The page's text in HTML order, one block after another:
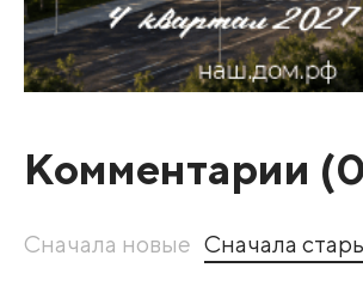
Комментарии (0
Сначала новые Сначала